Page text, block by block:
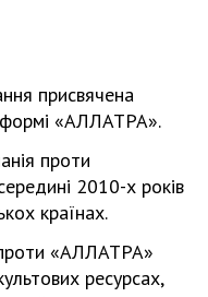
присвячена
«АЛЛАТРА».
проти
2010-х років
країнах.
проти «АЛЛАТРА»
ресурсах,